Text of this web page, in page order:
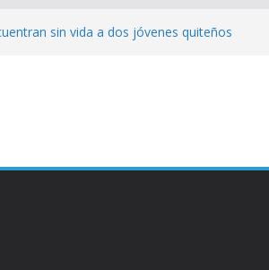
sin vida a dos jóvenes quiteños
irregulares fueron incinerados para
ecuatorianos
mayor murió atropellado en el sur